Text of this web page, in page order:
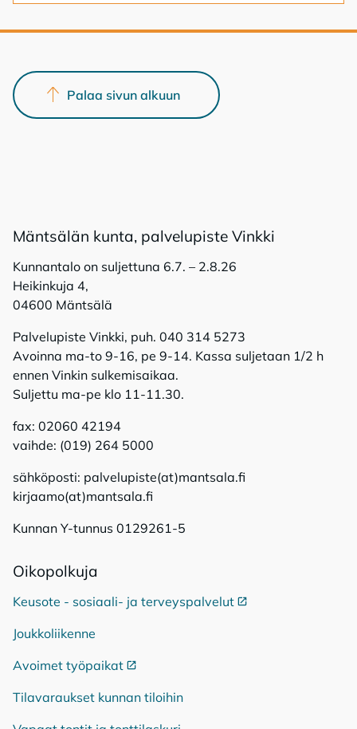
Mänt­sä­län kun­ta, pal­ve­lu­pis­te Vink­ki
Kunnantalo on suljettuna 6.7. – 2.8.26
Heikinkuja 4,
04600 Mäntsälä
Palvelupiste Vinkki, puh. 040 314 5273
Avoinna ma-to 9-16, pe 9-14. Kassa suljetaan 1/2 h
ennen Vinkin sulkemisaikaa.
Suljettu ma-pe klo 11-11.30.
fax: 02060 42194
vaihde: (019) 264 5000
sähköposti: palvelupiste(at)mantsala.fi
kirjaamo(at)mantsala.fi
Kunnan Y-tunnus 0129261-5
Oi­ko­pol­ku­ja
Keusote - sosiaali- ja terveyspalvelut Ulkoinen linkki
Joukkoliikenne
Avoimet työpaikat Ulkoinen linkki
Tilavaraukset kunnan tiloihin
Palaa sivun alkuun